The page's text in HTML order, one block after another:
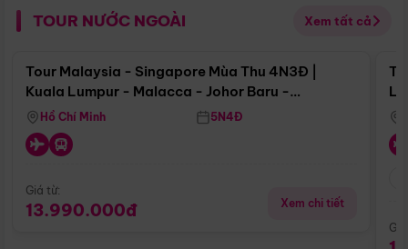
TOUR NƯỚC NGOÀI Xem tất cả
Điểm nổi bật
Tour Malaysia - Singapore Mùa Thu 4N3Đ |
Kuala Lumpur - Malacca - Johor Baru -
Singapore
Hồ Chí Minh 5N4Đ
Giá từ:
13.990.000đ Xem chi tiết